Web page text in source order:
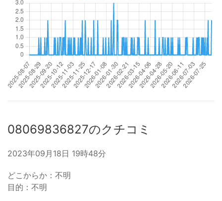
08069836827のクチコミ
2023年09月18日 19時48分
どこからか：不明
目的：不明